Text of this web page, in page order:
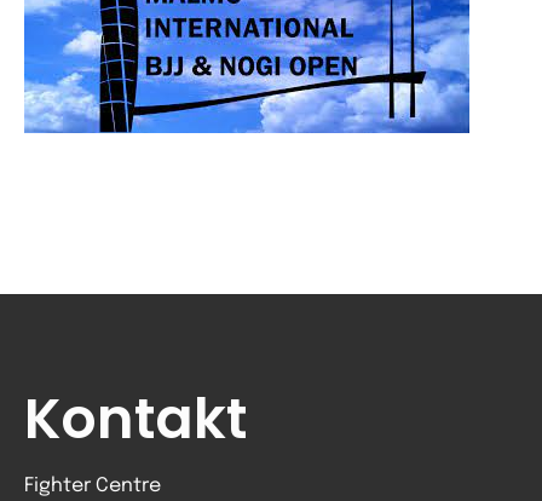
Kontakt
Fighter Centre